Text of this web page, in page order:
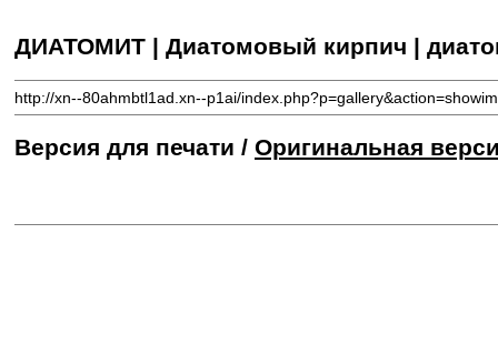
ДИАТОМИТ | Диатомовый кирпич |
http://xn--80ahmbtl1ad.xn--p1ai/
Версия для печати / Оригинальная